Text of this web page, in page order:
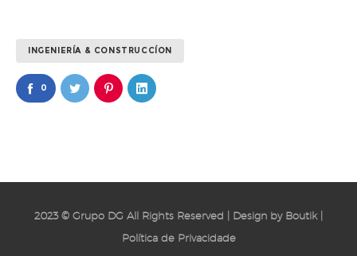
INGENIERÍA & CONSTRUCCÍON
0
2023 © Grupo DG All Rights Reserved | Design by Boutik|
Política de Privacidade